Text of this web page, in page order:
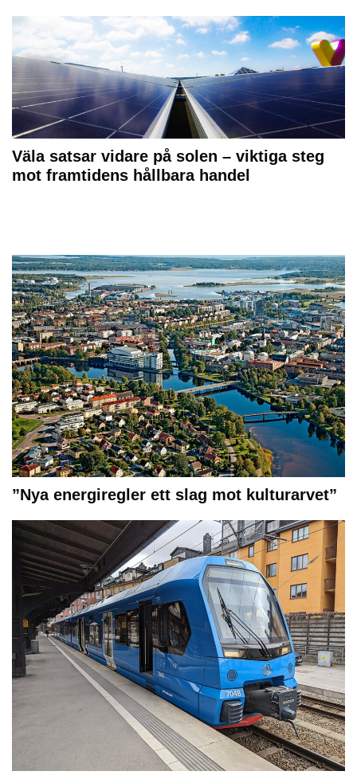
Väla satsar vidare på solen – viktiga steg
mot framtidens hållbara handel
”Nya energiregler ett slag mot kulturarvet”